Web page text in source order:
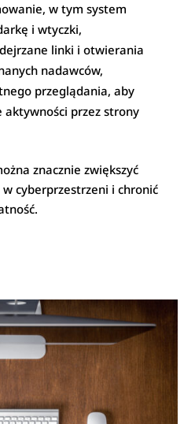
w tym system
i wtyczki,
linki i otwierania
nadawców,
przeglądania, aby
aktywności przez strony
znacznie zwiększyć
cyberprzestrzeni i chronić